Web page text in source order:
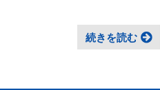
続きを読む